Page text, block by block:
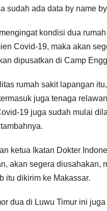
sudah ada data by name
kondisi dua
Covid-19, maka akan
dipusatkan di Camp
rumah sakit lapangan
juga tenaga
19 juga sudah mulai
ketua Ikatan Dokter
akan segera diusahakan,
itu dikirim ke Makassar.
dua di Luwu Timur ini